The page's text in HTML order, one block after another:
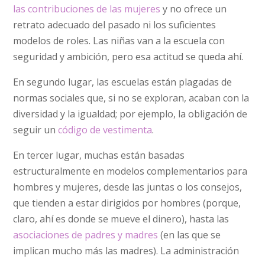
las contribuciones de las mujeres y no ofrece un
retrato adecuado del pasado ni los suficientes
modelos de roles. Las niñas van a la escuela con
seguridad y ambición, pero esa actitud se queda ahí.
En segundo lugar, las escuelas están plagadas de
normas sociales que, si no se exploran, acaban con la
diversidad y la igualdad; por ejemplo, la obligación de
seguir uncódigo de vestimenta.
En tercer lugar, muchas están basadas
estructuralmente en modelos complementarios para
hombres y mujeres, desde las juntas o los consejos,
que tienden a estar dirigidos por hombres (porque,
claro, ahí es donde se mueve el dinero), hasta las
asociaciones de padres y madres (en las que se
implican mucho más las madres). La administración